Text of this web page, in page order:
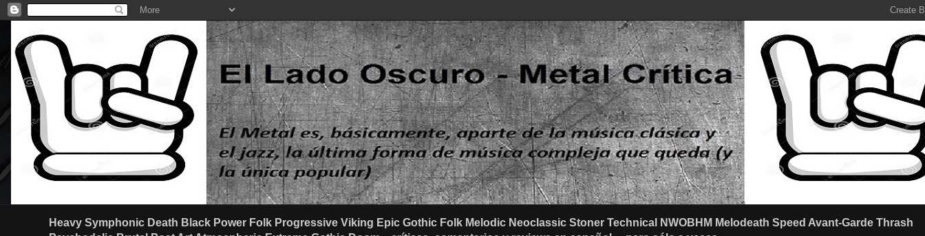
Heavy Symphonic Death Black Power Folk Progressive Viking Epic Gothic Folk Melodic Neoclassic Stoner Technical NWOBHM Melodeath Speed Avant-Garde Thrash